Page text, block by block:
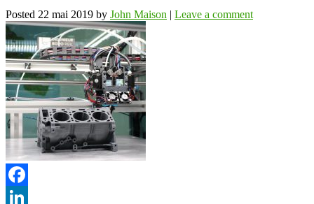
Posted 22 mai 2019 by John Maison Leave a comment
Facebook